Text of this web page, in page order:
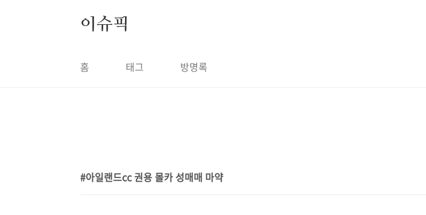
이슈픽
홈 태그 방명록
아일랜드cc 권용 몰카 성매매 마약